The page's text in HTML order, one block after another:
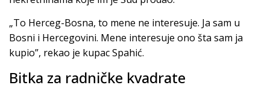
„To Herceg-Bosna, to mene ne interesuje. Ja sam u
Bosni i Hercegovini. Mene interesuje ono šta sam ja
kupio”, rekao je kupac Spahić.
Bitka za radničke kvadrate